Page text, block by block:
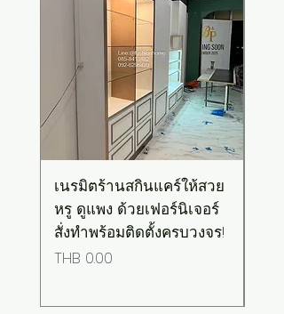
เนรมิตร้านสกินแคร์ให้สวย
หรู ดูแพง ด้วยเฟอร์นิเจอร์
สั่งทำพร้อมติดตั้งครบวงจร!
Price
THB 0.00